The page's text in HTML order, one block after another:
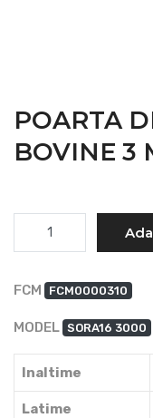
POARTA
BOVINE 3
Cantitate
FCM FCM0000310
MODEL SORA16 3000
Inaltime
Latime